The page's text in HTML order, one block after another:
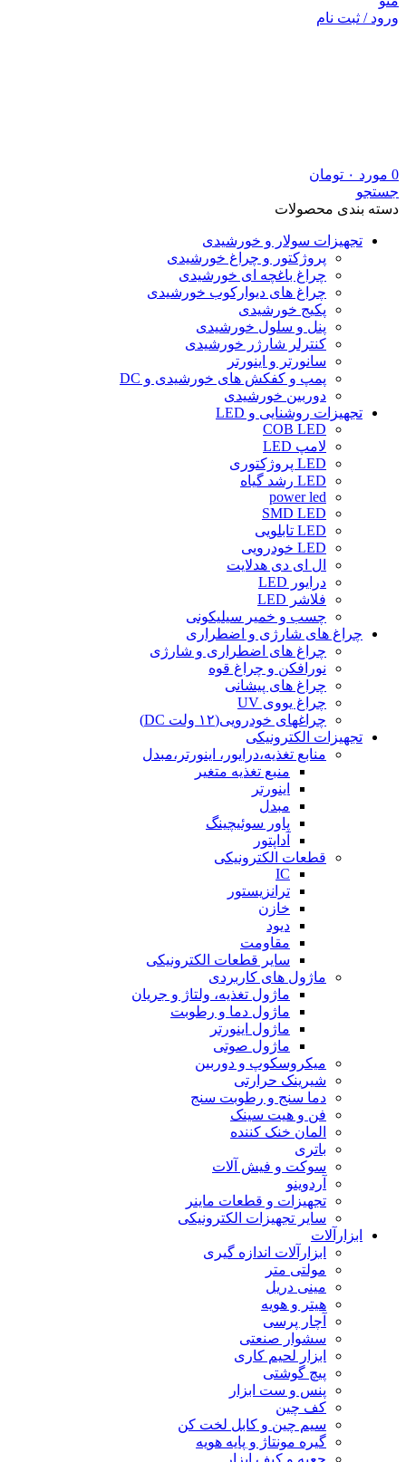
ورود / ثبت نام
0 مورد ۰ تومان
جستجو
دسته بندی محصولات
تجهیزات سولار و خورشیدی
پروژکتور و چراغ خورشیدی
چراغ باغچه ای خورشیدی
چراغ های دیوارکوب خورشیدی
پکیج خورشیدی
پنل و سلول خورشیدی
کنترلر شارژر خورشیدی
سانورتر و اینورتر
پمپ و کفکش های خورشیدی و DC
دوربین خورشیدی
تجهیزات روشنایی و LED
COB LED
لامپ LED
LED پروژکتوری
LED رشد گیاه
power led
SMD LED
LED تابلویی
LED خودرویی
ال ای دی هدلایت
درایور LED
فلاشر LED
چسب و خمیر سیلیکونی
چراغ های شارژی و اضطراری
چراغ های اضطراری و شارژی
نورافکن و چراغ قوه
چراغ های پیشانی
چراغ یووی UV
چراغهای خودرویی(۱۲ ولت DC)
تجهیزات الکترونیکی
منابع تغذیه،درایور، اینورتر،مبدل
منبع تغذیه متغیر
اینورتر
مبدل
پاور سوئیچینگ
آداپتور
قطعات الکترونیکی
IC
ترانزیستور
خازن
دیود
مقاومت
سایر قطعات الکترونیکی
ماژول های کاربردی
ماژول تغذیه، ولتاژ و جریان
ماژول دما و رطوبت
ماژول اینورتر
ماژول صوتی
میکروسکوپ و دوربین
شیرینک حرارتی
دما سنج و رطوبت سنج
فن و هیت سینک
المان خنک کننده
باتری
سوکت و فیش آلات
آردوینو
تجهیزات و قطعات ماینر
سایر تجهیزات الکترونیکی
ابزارآلات
ابزارآلات اندازه گیری
مولتی متر
مینی دریل
هیتر و هویه
آچار پرسی
سشوار صنعتی
ابزار لحیم کاری
پیچ گوشتی
پنس و ست ابزار
کف چین
سیم چین و کابل لخت کن
گیره مونتاژ و پایه هویه
جعبه و کیف ابزار